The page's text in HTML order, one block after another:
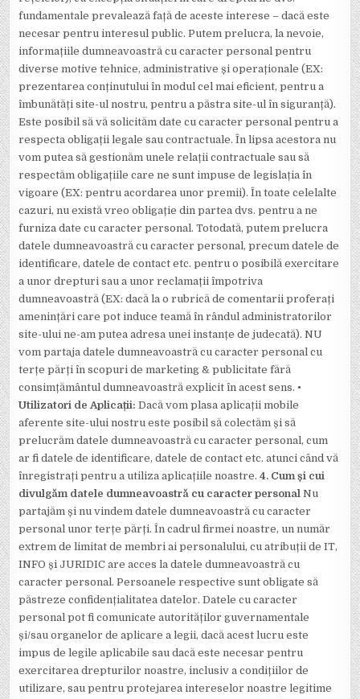
fundamentale prevalează față de aceste interese – dacă este
necesar pentru interesul public. Putem prelucra, la nevoie,
informațiile dumneavoastră cu caracter personal pentru
diverse motive tehnice, administrative și operaționale (EX:
prezentarea conținutului în modul cel mai eficient, pentru a
îmbunătăți site-ul nostru, pentru a păstra site-ul în siguranță).
Este posibil să vă solicităm date cu caracter personal pentru a
respecta obligații legale sau contractuale. În lipsa acestora nu
vom putea să gestionăm unele relații contractuale sau să
respectăm obligațiile care ne sunt impuse de legislația în
vigoare (EX: pentru acordarea unor premii). În toate celelalte
cazuri, nu există vreo obligație din partea dvs. pentru a ne
furniza date cu caracter personal. Totodată, putem prelucra
datele dumneavoastră cu caracter personal, precum datele de
identificare, datele de contact etc. pentru o posibilă exercitare
a unor drepturi sau a unor reclamații împotriva
dumneavoastră (EX: dacă la o rubrică de comentarii proferați
amenințări care pot induce teamă în rândul administratorilor
site-ului ne-am putea adresa unei instanțe de judecată). NU
vom partaja datele dumneavoastră cu caracter personal cu
terțe părți în scopuri de marketing & publicitate fără
consimțământul dumneavoastră explicit în acest sens. •
Utilizatori de Aplicații: Dacă vom plasa aplicații mobile
aferente site-ului nostru este posibil să colectăm și să
prelucrăm datele dumneavoastră cu caracter personal, cum
ar fi datele de identificare, datele de contact etc. atunci când vă
înregistrați pentru a utiliza aplicațiile noastre.4. Cum și cui
divulgăm datele dumneavoastră cu caracter personal Nu
partajăm și nu vindem datele dumneavoastră cu caracter
personal unor terțe părți. În cadrul firmei noastre, un număr
extrem de limitat de membri ai personalului, cu atribuții de IT,
INFO și JURIDIC are acces la datele dumneavoastră cu
caracter personal. Persoanele respective sunt obligate să
păstreze confidențialitatea datelor. Datele cu caracter
personal pot fi comunicate autorităților guvernamentale
și/sau organelor de aplicare a legii, dacă acest lucru este
impus de legile aplicabile sau dacă este necesar pentru
exercitarea drepturilor noastre, inclusiv a condițiilor de
utilizare, sau pentru protejarea intereselor noastre legitime